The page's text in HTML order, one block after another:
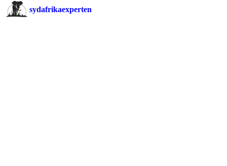
sydafrikaexperten